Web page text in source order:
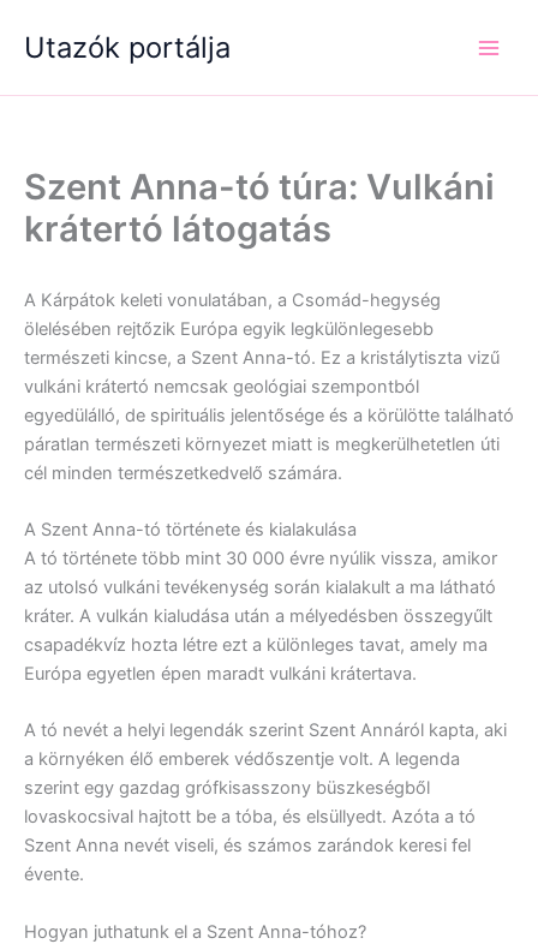
Utazók portálja
Szent Anna-tó túra: Vulkáni
krátertó látogatás
A Kárpátok keleti vonulatában, a Csomád-hegység
ölelésében rejtőzik Európa egyik legkülönlegesebb
természeti kincse, a Szent Anna-tó. Ez a kristálytiszta vizű
vulkáni krátertó nemcsak geológiai szempontból
egyedülálló, de spirituális jelentősége és a körülötte található
páratlan természeti környezet miatt is megkerülhetetlen úti
cél minden természetkedvelő számára.
A Szent Anna-tó története és kialakulása
A tó története több mint 30 000 évre nyúlik vissza, amikor
az utolsó vulkáni tevékenység során kialakult a ma látható
kráter. A vulkán kialudása után a mélyedésben összegyűlt
csapadékvíz hozta létre ezt a különleges tavat, amely ma
Európa egyetlen épen maradt vulkáni krátertava.
A tó nevét a helyi legendák szerint Szent Annáról kapta, aki
a környéken élő emberek védőszentje volt. A legenda
szerint egy gazdag grófkisasszony büszkeségből
lovaskocsival hajtott be a tóba, és elsüllyedt. Azóta a tó
Szent Anna nevét viseli, és számos zarándok keresi fel
évente.
Hogyan juthatunk el a Szent Anna-tóhoz?